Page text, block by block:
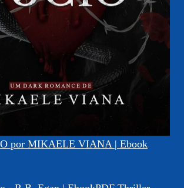
por MIKAELE VIANA | Ebook